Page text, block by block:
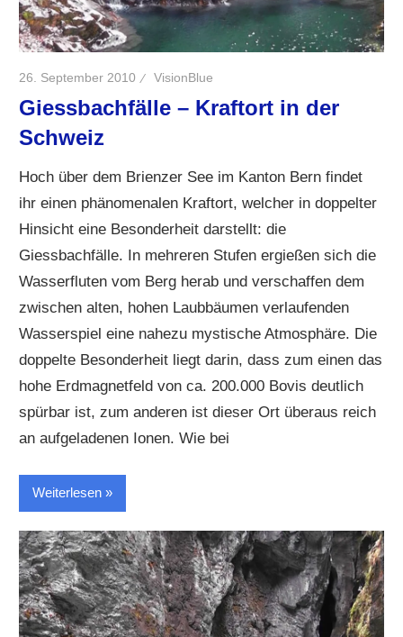
26. September 2010 VisionBlue
Giessbachfälle – Kraftort in der
Schweiz
Hoch über dem Brienzer See im Kanton Bern findet
ihr einen phänomenalen Kraftort, welcher in doppelter
Hinsicht eine Besonderheit darstellt: die
Giessbachfälle. In mehreren Stufen ergießen sich die
Wasserfluten vom Berg herab und verschaffen dem
zwischen alten, hohen Laubbäumen verlaufenden
Wasserspiel eine nahezu mystische Atmosphäre. Die
doppelte Besonderheit liegt darin, dass zum einen das
hohe Erdmagnetfeld von ca. 200.000 Bovis deutlich
spürbar ist, zum anderen ist dieser Ort überaus reich
an aufgeladenen Ionen. Wie bei
Weiterlesen